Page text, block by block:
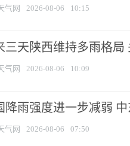
气网 2026-08-06 10:15
三天陕西维持多雨格局
气网 2026-08-06 10:09
降雨强度进一步减弱
气网 2026-08-06 07:50